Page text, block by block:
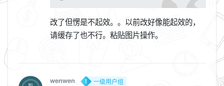
改了但愣是不起效。。以前改好像能起效的，
请缓存了也不行。粘贴图片操作。
wenwen
一级用户组